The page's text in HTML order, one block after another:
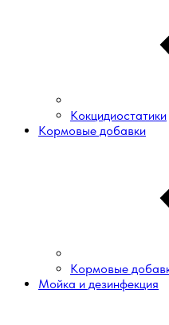
Кокцидиостатики
Кормовые добавки
Кормовые
Мойка и дезинфекция